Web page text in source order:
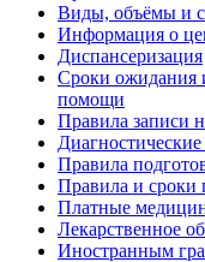
Виды, объёмы и
Информация о
Диспансеризация
Сроки ожидания
помощи
Правила записи
Правила
Правила и сроки
Платные
Лекарственное
Иностранным